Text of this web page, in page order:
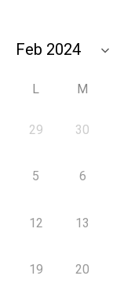
L M
29 30
5 6
12 13
19 20